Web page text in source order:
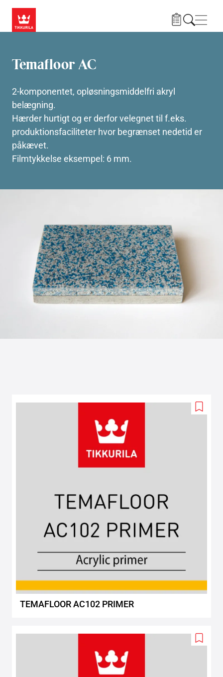
Temafloor AC
2-komponentet, opløsningsmiddelfri akryl
belægning.
Hærder hurtigt og er derfor velegnet til f.eks.
produktionsfaciliteter hvor begrænset nedetid er
påkævet.
Filmtykkelse eksempel: 6 mm.
Add
TEMAFLOOR AC102 PRIMER
Add